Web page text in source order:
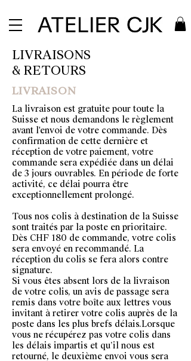
LIVRAISONS
& RETOURS
LIVRAISON
La livraison est gratuite pour toute la
Suisse et nous demandons le règlement
avant l'envoi de votre commande. Dès
confirmation de cette dernière et
réception de votre paiement, votre
commande sera expédiée dans un délai
de 3 jours ouvrables. En période de forte
activité, ce délai pourra être
exceptionnellement prolongé.
Tous nos colis à destination de la Suisse
sont traités par la poste en prioritaire.
Dès CHF 180 de commande, votre colis
sera envoyé en recommandé. La
réception du colis se fera alors contre
signature.
Si vous êtes absent lors de la livraison
de votre colis, un avis de passage sera
remis dans votre boîte aux lettres vous
invitant à retirer votre colis auprès de la
poste dans les plus brefs délais.Lorsque
vous ne récupérez pas votre colis dans
les délais impartis et qu’il nous est
retourné, le deuxième envoi vous sera